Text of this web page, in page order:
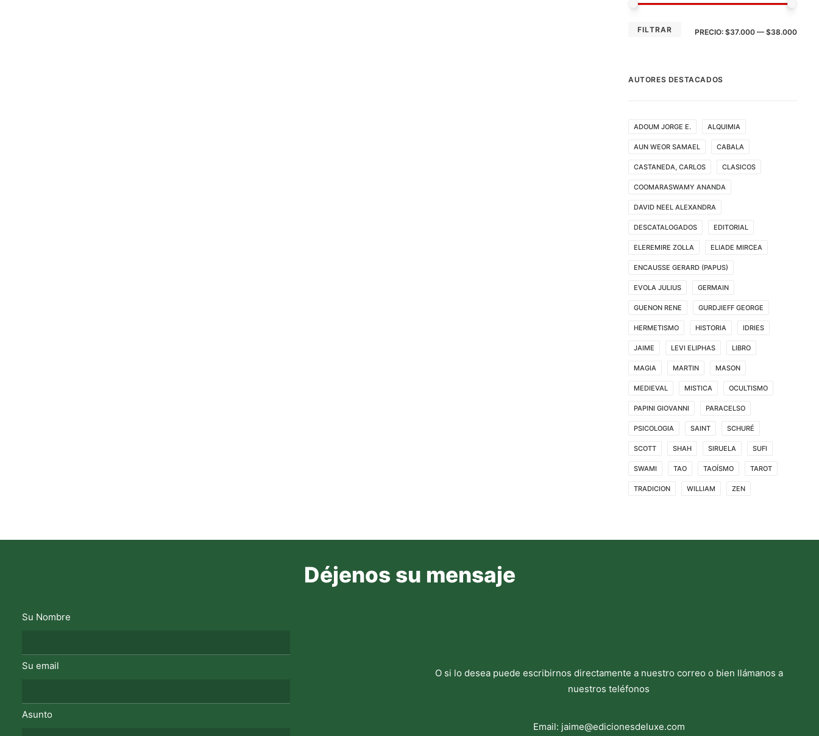
FILTRAR PRECIO: $37.000 — $38.000
AUTORES DESTACADOS
ADOUM JORGE E. ALQUIMIA
AUN WEOR SAMAEL CABALA
CASTANEDA, CARLOS CLASICOS
COOMARASWAMY ANANDA
DAVID NEEL ALEXANDRA
DESCATALOGADOS EDITORIAL
ELEREMIRE ZOLLA ELIADE MIRCEA
ENCAUSSE GERARD (PAPUS)
EVOLA JULIUS GERMAIN
GUENON RENE GURDJIEFF GEORGE
HERMETISMO HISTORIA IDRIES
JAIME LEVI ELIPHAS LIBRO
MAGIA MARTIN MASON
MEDIEVAL MISTICA OCULTISMO
PAPINI GIOVANNI PARACELSO
PSICOLOGIA SAINT SCHURÉ
SCOTT SHAH SIRUELA SUFI
SWAMI TAO TAOÍSMO TAROT
TRADICION WILLIAM ZEN
Déjenos su mensaje
Su Nombre
Su email
Asunto
O si lo desea puede escribirnos directamente a nuestro correo o bien llámanos a
nuestros teléfonos
Email: jaime@edicionesdeluxe.com